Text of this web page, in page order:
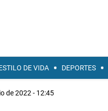
DE VIDA DEPORTES
de 2022 - 12:45